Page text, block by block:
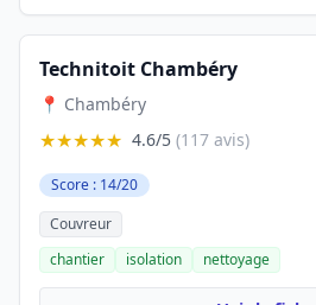
Technitoit Chambéry
📍 Chambéry
★★★★★ 4.6/5 (117 avis)
Score : 14/20
Couvreur
chantier
isolation nettoyage